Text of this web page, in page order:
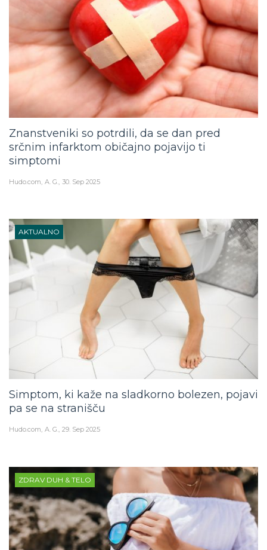
Znanstveniki so potrdili, da se dan pred
srčnim infarktom običajno pojavijo ti
simptomi
Hudo.com A. G. 30. Sep 2025
AKTUALNO
Simptom, ki kaže na sladkorno bolezen, pojavi
pa se na stranišču
Hudo.com A. G. 29. Sep 2025
ZDRAV DUH & TELO